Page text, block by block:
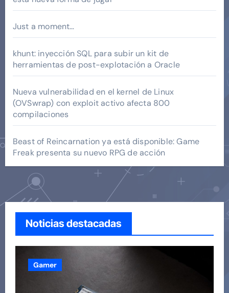
Just a moment…
khunt: inyección SQL para subir un kit de
herramientas de post-explotación a Oracle
Nueva vulnerabilidad en el kernel de Linux
(OVSwrap) con exploit activo afecta 800
compilaciones
Beast of Reincarnation ya está disponible: Game
Freak presenta su nuevo RPG de acción
Noticias destacadas
Gamer